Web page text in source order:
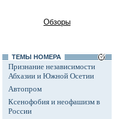
Обзоры
ТЕМЫ НОМЕРА
Признание независимости
Абхазии и Южной Осетии
Автопром
Ксенофобия и неофашизм в
России